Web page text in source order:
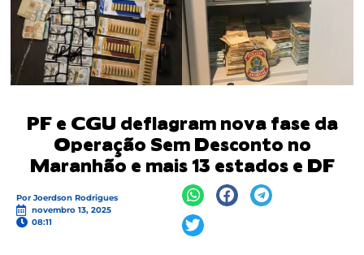
PF e CGU deflagram nova fase da
Operação Sem Desconto no
Maranhão e mais 13 estados e DF
Por Joerdson Rodrigues
novembro 13, 2025
08:11